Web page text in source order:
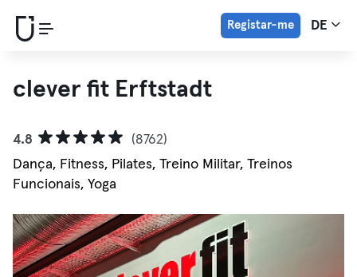
Registar-me DE
clever fit Erftstadt
4.8
(8762)
Dança, Fitness, Pilates, Treino Militar, Treinos
Funcionais, Yoga